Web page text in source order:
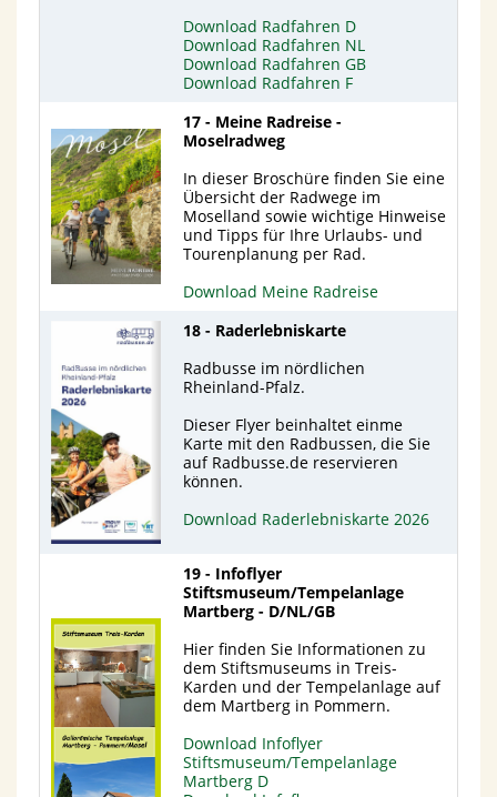
Download Radfahren D
Download Radfahren NL
Download Radfahren GB
Download Radfahren F
17 - Meine Radreise -
Moselradweg
In dieser Broschüre finden Sie eine
Übersicht der Radwege im
Moselland sowie wichtige Hinweise
und Tipps für Ihre Urlaubs- und
Tourenplanung per Rad.
Download Meine Radreise
18 - Raderlebniskarte
Radbusse im nördlichen
Rheinland-Pfalz.
Dieser Flyer beinhaltet einme
Karte mit den Radbussen, die Sie
auf Radbusse.de reservieren
können.
Download Raderlebniskarte 2026
19 - Infoflyer
Stiftsmuseum/Tempelanlage
Martberg - D/NL/GB
Hier finden Sie Informationen zu
dem Stiftsmuseums in Treis-
Karden und der Tempelanlage auf
dem Martberg in Pommern.
Download Infoflyer
Stiftsmuseum/Tempelanlage
Martberg D